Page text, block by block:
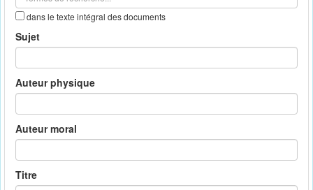
dans le texte intégral des documents
Sujet
Auteur physique
Auteur moral
Titre